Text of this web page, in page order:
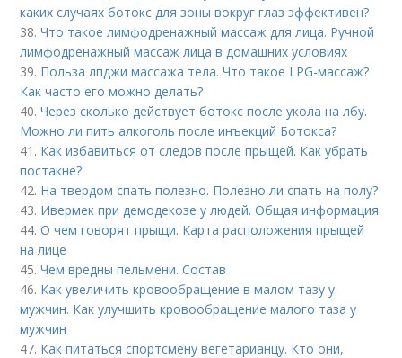
каких случаях ботокс для зоны вокруг глаз эффективен?
38.Что такое лимфодренажный массаж для лица. Ручной
лимфодренажный массаж лица в домашних условиях
39. Польза лпджи массажа тела. Что такое LPG-массаж?
Как часто его можно делать?
40.Через сколько действует ботокс после укола на лбу.
Можно ли пить алкоголь после инъекций Ботокса?
41. Как избавиться от следов после прыщей. Как убрать
постакне?
42. На твердом спать полезно. Полезно ли спать на полу?
43. Ивермек при демодекозе у людей. Общая информация
44.О чем говорят прыщи. Карта расположения прыщей
на лице
45.Чем вредны пельмени. Состав
46. Как увеличить кровообращение в малом тазу у
мужчин. Как улучшить кровообращение малого таза у
мужчин
47. Как питаться спортсмену вегетарианцу. Кто они,